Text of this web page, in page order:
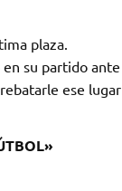
plaza.
su partido ante
ese lugar